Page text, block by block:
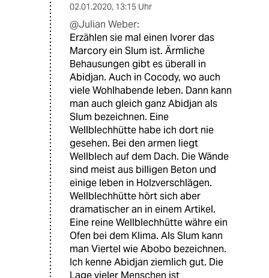
02.01.2020, 13:15 Uhr
@Julian Weber:
Erzählen sie mal einen Ivorer das
Marcory ein Slum ist. Ärmliche
Behausungen gibt es überall in
Abidjan. Auch in Cocody, wo auch
viele Wohlhabende leben. Dann kann
man auch gleich ganz Abidjan als
Slum bezeichnen. Eine
Wellblechhütte habe ich dort nie
gesehen. Bei den armen liegt
Wellblech auf dem Dach. Die Wände
sind meist aus billigen Beton und
einige leben in Holzverschlägen.
Wellblechhütte hört sich aber
dramatischer an in einem Artikel.
Eine reine Wellblechhütte währe ein
Ofen bei dem Klima. Als Slum kann
man Viertel wie Abobo bezeichnen.
Ich kenne Abidjan ziemlich gut. Die
Lage vieler Menschen ist